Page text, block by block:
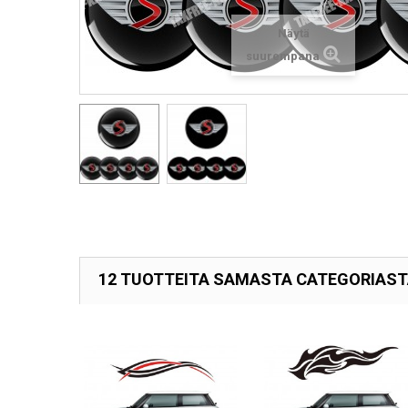
Näytä
suurempana
12 TUOTTEITA SAMASTA